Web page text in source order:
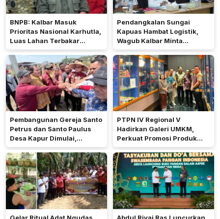
BNPB: Kalbar Masuk
Prioritas Nasional Karhutla,
Luas Lahan Terbakar
Peringkat Keempat
Pendangkalan Sungai
Kapuas Hambat Logistik,
Wagub Kalbar Minta
Pengerukan Diprioritaskan
Pembangunan Gereja Santo
Petrus dan Santo Paulus
Desa Kapur Dimulai,
Pemkab Kubu Raya Siapkan
Akses Jalan
PTPN IV Regional V
Hadirkan Galeri UMKM,
Perkuat Promosi Produk
Mitra Binaan Melalui Inovasi
Digital